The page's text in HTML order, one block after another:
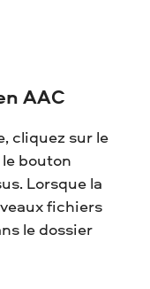
AAC
cliquez sur le
bouton
Lorsque la
fichiers
le dossier